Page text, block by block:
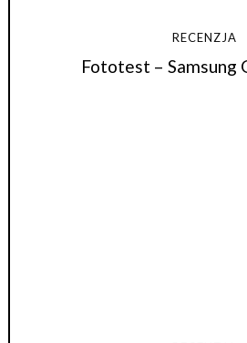
RECENZJA
Fototest – Samsung